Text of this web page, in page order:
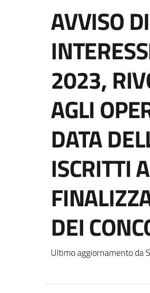
AVVISO
2023,
AGLI
DATA
ISCRITTI
DEI
Ultimo aggiornamento da